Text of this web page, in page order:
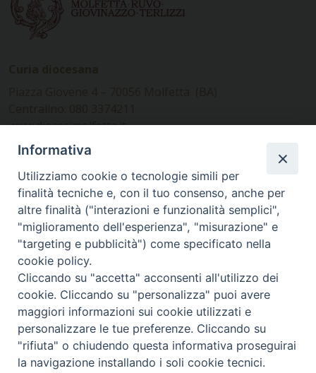
www.diocesimolfetta.it –
diocesimolfetta@pec.chiesacattolica.it
Ufficio Comunicazioni sociali
Piazza Giovene 4 – 70056 Molfetta (BA)
comunicazionisociali@diocesimolfetta.it
SEGUICI SU
Facebook
Instagram
X YouTube
Feed
Privacy Policy - trasparenza
Informativa
Utilizziamo cookie o tecnologie simili per
finalità tecniche e, con il tuo consenso, anche per
altre finalità ("interazioni e funzionalità semplici",
"miglioramento dell'esperienza", "misurazione" e
"targeting e pubblicità") come specificato nella
cookie policy.
Cliccando su "accetta" acconsenti all'utilizzo dei
cookie. Cliccando su "personalizza" puoi avere
maggiori informazioni sui cookie utilizzati e
personalizzare le tue preferenze. Cliccando su
"rifiuta" o chiudendo questa informativa proseguirai
la navigazione installando i soli cookie tecnici.